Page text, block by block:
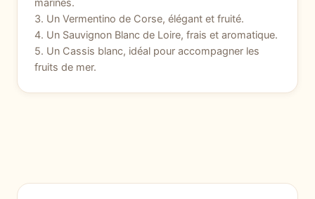
marines.
3. Un Vermentino de Corse, élégant et fruité.
4. Un Sauvignon Blanc de Loire, frais et aromatique.
5. Un Cassis blanc, idéal pour accompagner les
fruits de mer.